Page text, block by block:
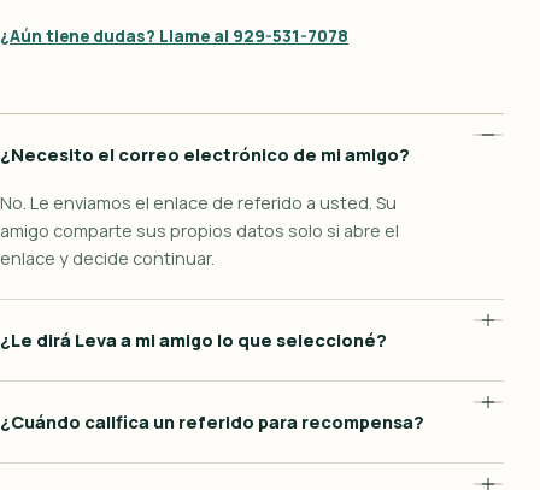
¿Aún tiene dudas? Llame al 929-531-7078
¿Necesito el correo electrónico de mi amigo?
No. Le enviamos el enlace de referido a usted. Su
amigo comparte sus propios datos solo si abre el
enlace y decide continuar.
¿Le dirá Leva a mi amigo lo que seleccioné?
¿Cuándo califica un referido para recompensa?